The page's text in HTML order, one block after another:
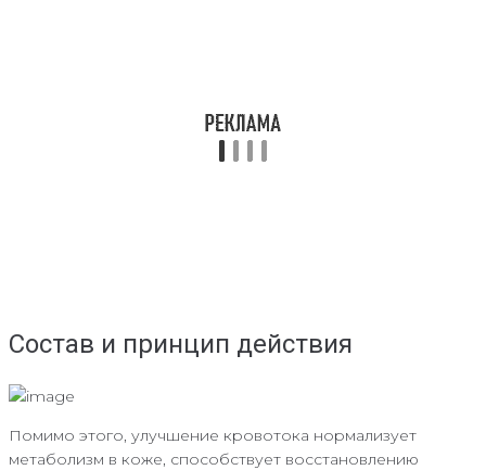
Состав и принцип действия
Помимо этого, улучшение кровотока нормализует
метаболизм в коже, способствует восстановлению